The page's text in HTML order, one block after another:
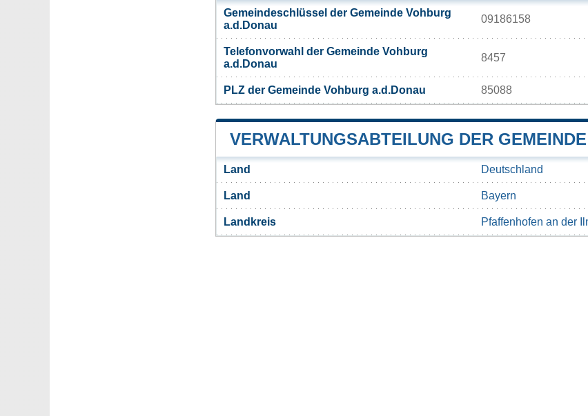
Gemeindeschlüssel der Gemeinde Vohburg
a.d.Donau
09186158
Telefonvorwahl der Gemeinde Vohburg
a.d.Donau
8457
PLZ der Gemeinde Vohburg a.d.Donau 85088
VERWALTUNGSABTEILUNG DER
Land Deutschland
Land Bayern
Landkreis Pfaffenhofen an der